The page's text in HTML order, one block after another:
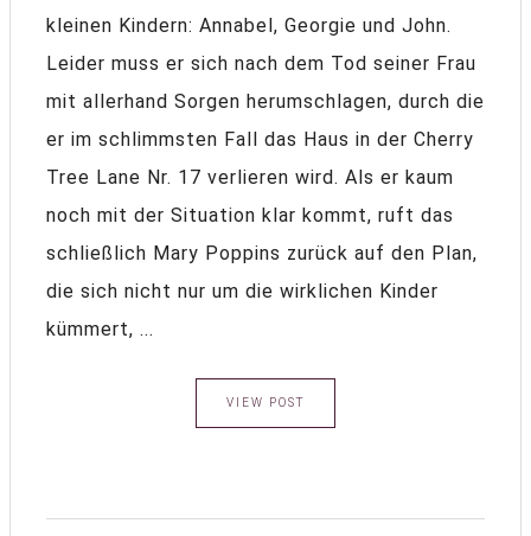
kleinen Kindern: Annabel, Georgie und John.
Leider muss er sich nach dem Tod seiner Frau
mit allerhand Sorgen herumschlagen, durch die
er im schlimmsten Fall das Haus in der Cherry
Tree Lane Nr. 17 verlieren wird. Als er kaum
noch mit der Situation klar kommt, ruft das
schließlich Mary Poppins zurück auf den Plan,
die sich nicht nur um die wirklichen Kinder
kümmert, ...
VIEW POST